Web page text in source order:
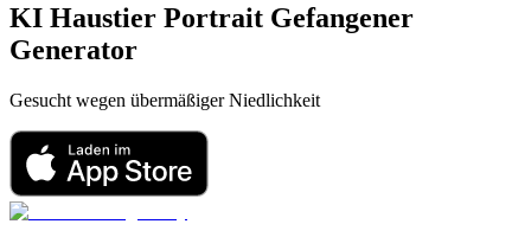
KI Haustier Portrait Gefangener
Generator
Gesucht wegen übermäßiger Niedlichkeit